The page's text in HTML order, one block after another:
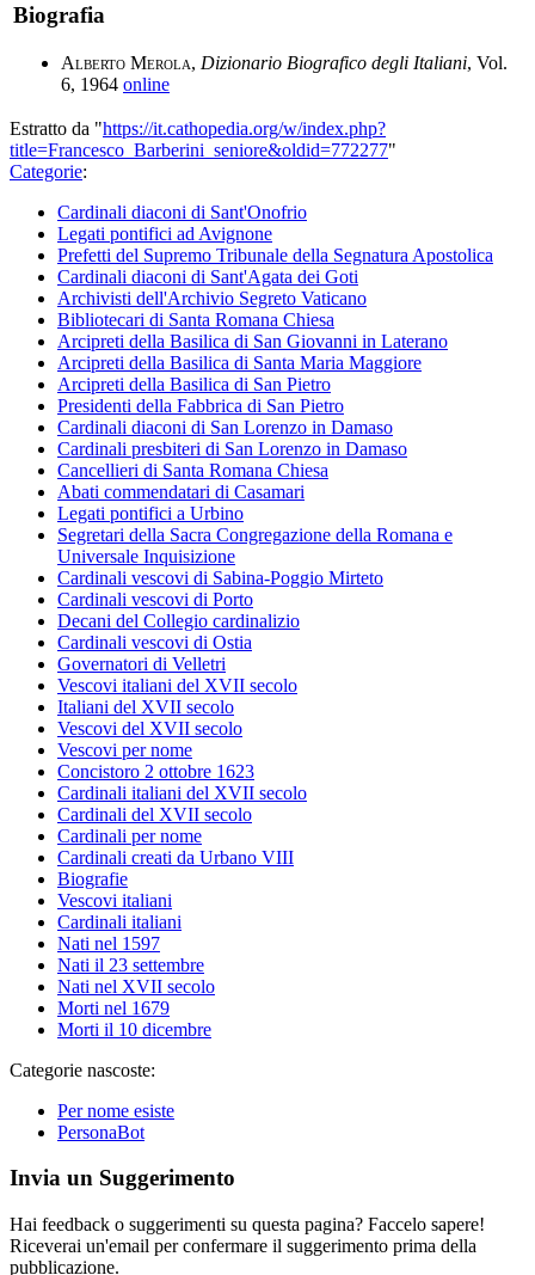
Biografia
Alberto Merola, Dizionario Biografico degli Italiani, Vol.
6, 1964 online
Estratto da "https://it.cathopedia.org/w/index.php?
title=Francesco_Barberini_seniore&oldid=772277"
Categorie:
Cardinali diaconi di Sant'Onofrio
Legati pontifici ad Avignone
Prefetti del Supremo Tribunale della Segnatura Apostolica
Cardinali diaconi di Sant'Agata dei Goti
Archivisti dell'Archivio Segreto Vaticano
Bibliotecari di Santa Romana Chiesa
Arcipreti della Basilica di San Giovanni in Laterano
Arcipreti della Basilica di Santa Maria Maggiore
Arcipreti della Basilica di San Pietro
Presidenti della Fabbrica di San Pietro
Cardinali diaconi di San Lorenzo in Damaso
Cardinali presbiteri di San Lorenzo in Damaso
Cancellieri di Santa Romana Chiesa
Abati commendatari di Casamari
Legati pontifici a Urbino
Segretari della Sacra Congregazione della Romana e
Universale Inquisizione
Cardinali vescovi di Sabina-Poggio Mirteto
Cardinali vescovi di Porto
Decani del Collegio cardinalizio
Cardinali vescovi di Ostia
Governatori di Velletri
Vescovi italiani del XVII secolo
Italiani del XVII secolo
Vescovi del XVII secolo
Vescovi per nome
Concistoro 2 ottobre 1623
Cardinali italiani del XVII secolo
Cardinali del XVII secolo
Cardinali per nome
Cardinali creati da Urbano VIII
Biografie
Vescovi italiani
Cardinali italiani
Nati nel 1597
Nati il 23 settembre
Nati nel XVII secolo
Morti nel 1679
Morti il 10 dicembre
Categorie nascoste:
Per nome esiste
PersonaBot
Invia un Suggerimento
Hai feedback o suggerimenti su questa pagina? Faccelo sapere!
Riceverai un'email per confermare il suggerimento prima della
pubblicazione.